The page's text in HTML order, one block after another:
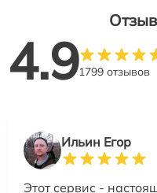
4.91799 отзывов
Ильин Егор
Этот сервис -